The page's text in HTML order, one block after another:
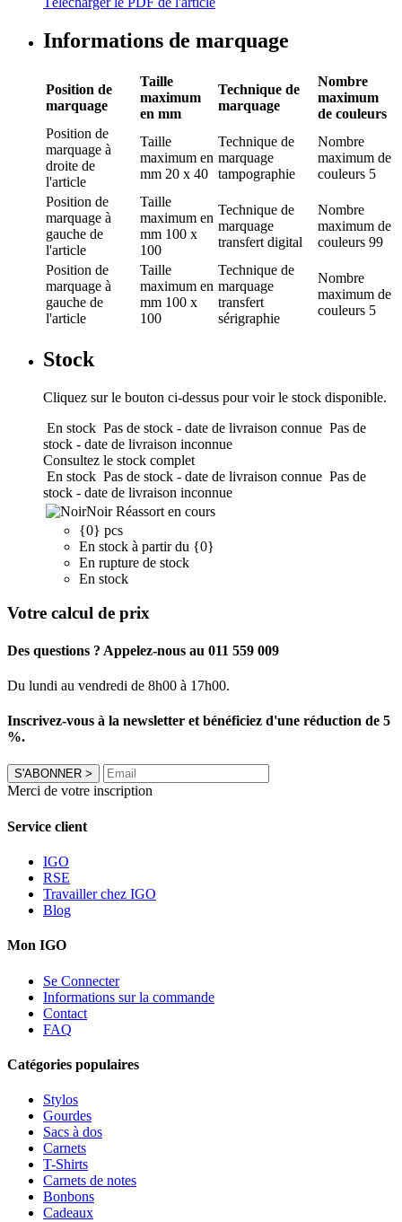
Informations de marquage
Position de
marquage
Taille
maximum
en mm
Technique de
marquage
Nombre
maximum
de couleurs
Position de
marquage à
droite de
l'article
Taille
maximum en
mm 20 x 40
Technique de
marquage
tampographie
Nombre
maximum de
couleurs 5
Position de
marquage à
gauche de
l'article
Taille
maximum en
mm 100 x
100
Technique de
marquage
transfert digital
Nombre
maximum de
couleurs 99
Position de
marquage à
gauche de
l'article
Taille
maximum en
mm 100 x
100
Technique de
marquage
transfert
sérigraphie
Nombre
maximum de
couleurs 5
Stock
Cliquez sur le bouton ci-dessus pour voir le stock disponible.
En stock Pas de stock - date de livraison connue Pas de
stock - date de livraison inconnue
Consultez le stock complet
En stock Pas de stock - date de livraison connue Pas de
stock - date de livraison inconnue
Noir Réassort en cours
{0} pcs
En stock à partir du {0}
En rupture de stock
En stock
Votre calcul de prix
Des questions ? Appelez-nous au 011 559 009
Du lundi au vendredi de 8h00 à 17h00.
Inscrivez-vous à la newsletter et bénéficiez d'une réduction de 5
%.
S'ABONNER >
Merci de votre inscription
Service client
IGO
RSE
Travailler chez IGO
Blog
Mon IGO
Se Connecter
Informations sur la commande
Contact
FAQ
Catégories populaires
Stylos
Gourdes
Sacs à dos
Carnets
T-Shirts
Carnets de notes
Bonbons
Cadeaux